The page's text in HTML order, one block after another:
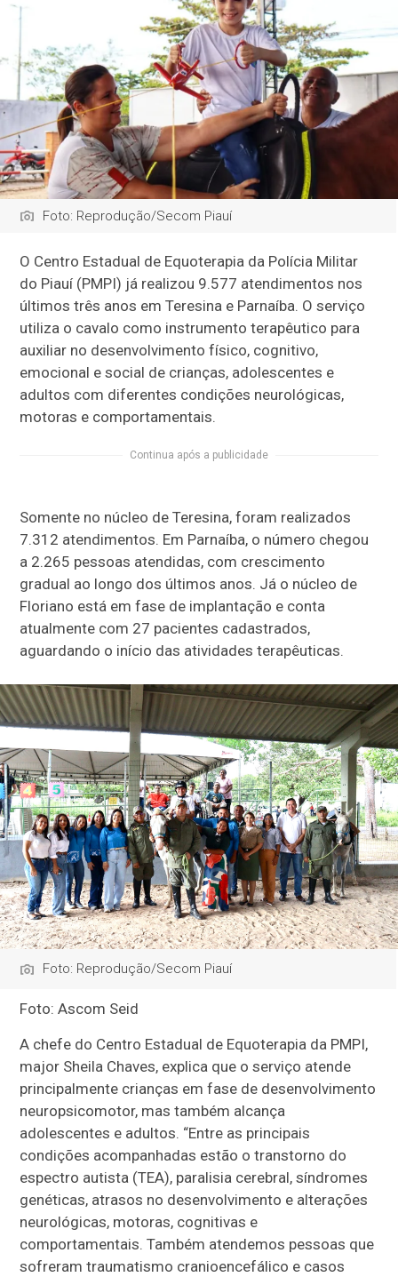
Foto: Reprodução/Secom Piauí
O Centro Estadual de Equoterapia da Polícia Militar
do Piauí (PMPI) já realizou 9.577 atendimentos nos
últimos três anos em Teresina e Parnaíba. O serviço
utiliza o cavalo como instrumento terapêutico para
auxiliar no desenvolvimento físico, cognitivo,
emocional e social de crianças, adolescentes e
adultos com diferentes condições neurológicas,
motoras e comportamentais.
Continua após a publicidade
Somente no núcleo de Teresina, foram realizados
7.312 atendimentos. Em Parnaíba, o número chegou
a 2.265 pessoas atendidas, com crescimento
gradual ao longo dos últimos anos. Já o núcleo de
Floriano está em fase de implantação e conta
atualmente com 27 pacientes cadastrados,
aguardando o início das atividades terapêuticas.
Foto: Reprodução/Secom Piauí
Foto: Ascom Seid
A chefe do Centro Estadual de Equoterapia da PMPI,
major Sheila Chaves, explica que o serviço atende
principalmente crianças em fase de desenvolvimento
neuropsicomotor, mas também alcança
adolescentes e adultos. “Entre as principais
condições acompanhadas estão o transtorno do
espectro autista (TEA), paralisia cerebral, síndromes
genéticas, atrasos no desenvolvimento e alterações
neurológicas, motoras, cognitivas e
comportamentais. Também atendemos pessoas que
sofreram traumatismo cranioencefálico e casos